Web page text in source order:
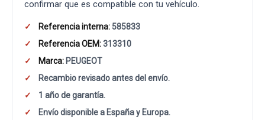
confirmar que es compatible con tu vehículo.
Referencia interna: 585833
Referencia OEM:313310
Marca: PEUGEOT
Recambio revisado antes del envío.
1 año de garantía.
Envío disponible a España y Europa.